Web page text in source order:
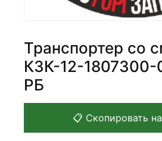
Транспортер со
КЗК-12-1807300-
РБ
📋 Скопировать